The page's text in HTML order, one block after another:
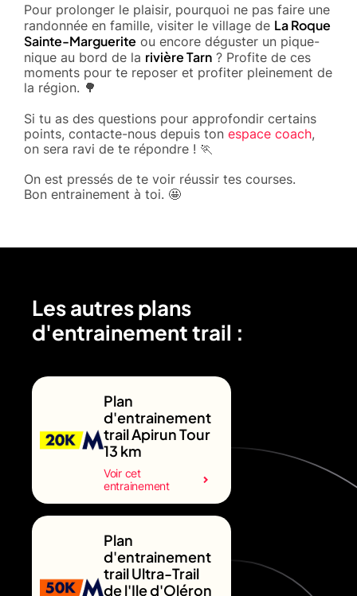
Pour prolonger le plaisir, pourquoi ne pas faire une
randonnée en famille, visiter le village de La Roque
Sainte-Marguerite ou encore déguster un pique-
nique au bord de la rivière Tarn ? Profite de ces
moments pour te reposer et profiter pleinement de
la région. 🌳
Si tu as des questions pour approfondir certains
points, contacte-nous depuis ton espace coach,
on sera ravi de te répondre ! 🏃
On est pressés de te voir réussir tes courses.
Bon entrainement à toi. 🤩
Les autres plans
d'entrainement trail :
Plan
d'entrainement
trail Apirun Tour
13 km
Voir cet
entrainement
Plan
d'entrainement
trail Ultra-Trail
de l'Ile d'Oléron